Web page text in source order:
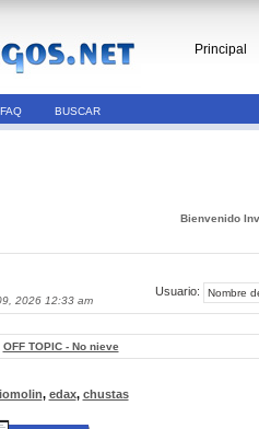
Principal
FAQ BUSCAR
Bienvenido
2026 12:33 am
Usuario:
OFF TOPIC - No nieve
, edax, chustas